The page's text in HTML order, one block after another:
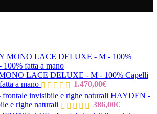
LACE DELUXE - M - 100% Capelli
a mano
1.470,00€
HAYDEN -
e righe naturali
386,00€